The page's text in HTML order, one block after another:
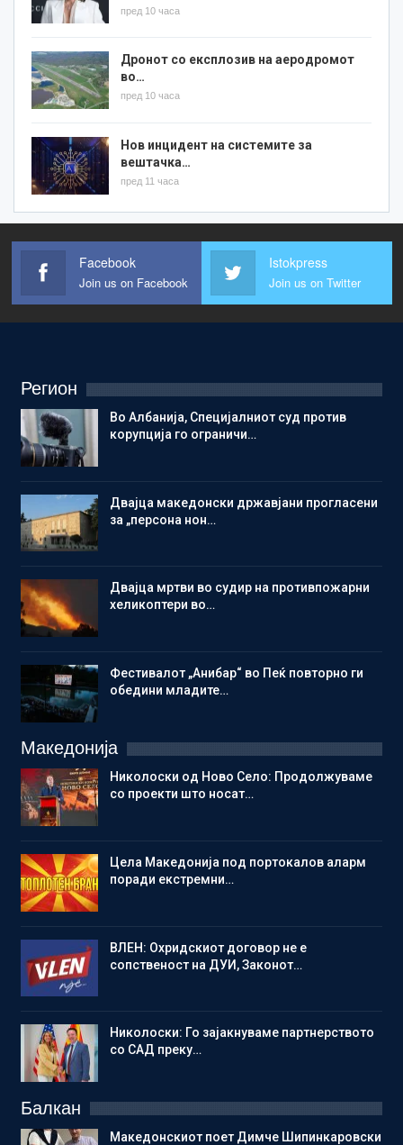
пред 10 часа
Дронот со експлозив на аеродромот
во…
пред 10 часа
Нов инцидент на системите за
вештачка…
пред 11 часа
Facebook
Join us on Facebook
Istokpress
Join us on Twitter
Регион
Во Албанија, Специјалниот суд против
корупција го ограничи…
Двајца македонски државјани прогласени
за „персона нон…
Двајца мртви во судир на противпожарни
хеликоптери во…
Фестивалот „Анибар“ во Пеќ повторно ги
обедини младите…
Македонија
Николоски од Ново Село: Продолжуваме
со проекти што носат…
Цела Македонија под портокалов аларм
поради екстремни…
ВЛЕН: Охридскиот договор не е
сопственост на ДУИ, Законот…
Николоски: Го зајакнуваме партнерството
со САД преку…
Балкан
Македонскиот поет Димче Шипинкаровски